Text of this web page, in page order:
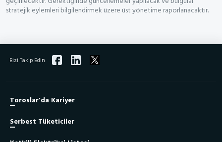
stratejik eylemleri bilgilendirmek üzere üst yönetime raporlanacaktır.
Bizi Takip Edin
Toroslar'da Kariyer
Serbest Tüketiciler